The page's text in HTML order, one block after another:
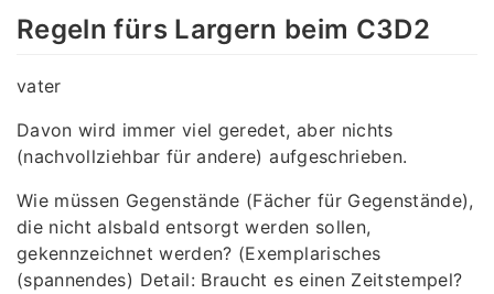
Regeln fürs Largern beim C3D2
vater
Davon wird immer viel geredet, aber nichts
(nachvollziehbar für andere) aufgeschrieben.
Wie müssen Gegenstände (Fächer für Gegenstände),
die nicht alsbald entsorgt werden sollen,
gekennzeichnet werden? (Exemplarisches
(spannendes) Detail: Braucht es einen Zeitstempel?